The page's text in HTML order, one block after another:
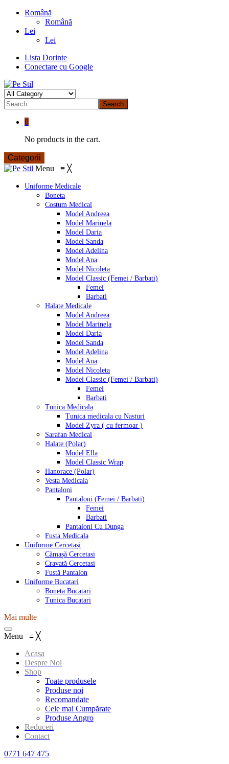
Română
Română
Lei
Lei
Lista Dorinte
Conectare cu Google
Search
0
No products in the cart.
Categorii
Menu ≡ ╳
Uniforme Medicale
Boneta
Costum Medical
Model Andreea
Model Marinela
Model Daria
Model Sanda
Model Adelina
Model Ana
Model Nicoleta
Model Classic (Femei / Barbati)
Femei
Barbati
Halate Medicale
Model Andreea
Model Marinela
Model Daria
Model Sanda
Model Adelina
Model Ana
Model Nicoleta
Model Classic (Femei / Barbati)
Femei
Barbati
Tunica Medicala
Tunica medicala cu Nasturi
Model Zyra ( cu fermoar )
Sarafan Medical
Halate (Polar)
Model Ella
Model Classic Wrap
Hanorace (Polar)
Vesta Medicala
Pantaloni
Pantaloni (Femei / Barbati)
Femei
Barbati
Pantaloni Cu Dunga
Fusta Medicala
Uniforme Cercetași
Cămașă Cercetasi
Cravată Cercetasi
Fustă Pantalon
Uniforme Bucatari
Boneta Bucatari
Tunica Bucatari
Mai multe
Menu ≡ ╳
Acasa
Despre Noi
Shop
Toate produsele
Produse noi
Recomandate
Cele mai Cumpărate
Produse Angro
Reduceri
Contact
0771 647 475